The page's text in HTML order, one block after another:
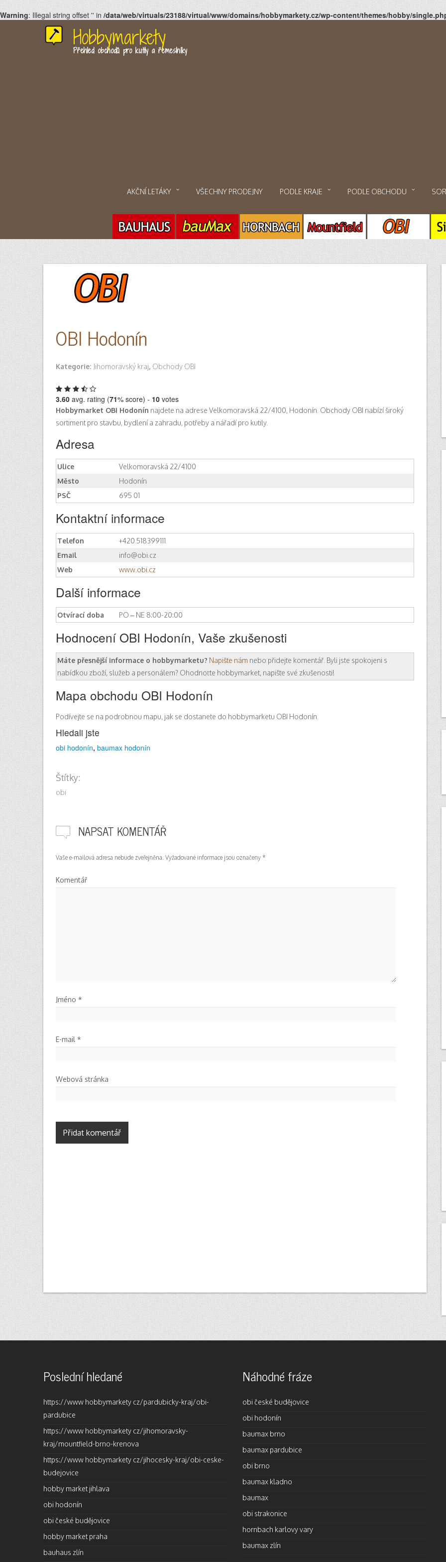
Warning: Illegal string offset '' in/data/web/virtuals/23188/virtual/www/domains/hobbymarkety.cz/wp-content/themes/hobby/
Hobbymarkety
Přehled obchodů pro kutily a řemeslníky
AKČNÍ LETÁKY VŠECHNY PRODEJNY PODLE KRAJE PODLE OBCHODU
OBI Hodonín
Kategorie: Jihomoravský kraj, Obchody OBI
3.60 avg. rating (71% score) - 10 votes
Hobbymarket OBI Hodonín najdete na adrese Velkomoravská 22/4100, Hodonín. Obchody OBI nabízí široký
sortiment pro stavbu, bydlení a zahradu, potřeby a nářadí pro kutily.
Adresa
Ulice
Velkomoravská 22/4100
Město
Hodonín
PSČ
695 01
Kontaktní informace
Telefon
+420 518399111
Email
info@obi.cz
Web
www.obi.cz
Další informace
Otvírací doba PO – NE 8:00-20:00
Hodnocení OBI Hodonín, Vaše zkušenosti
Máte přesnější informace o hobbymarketu? Napište nám nebo přidejte komentář. Byli jste spokojeni s
nabídkou zboží, služeb a personálem? Ohodnoťte hobbymarket, napište své zkušenosti!
Mapa obchodu OBI Hodonín
Podívejte se na podrobnou mapu, jak se dostanete do hobbymarketu OBI Hodonín.
Hledali jste
obi hodonín, baumax hodonín
Štítky:
obi
NAPSAT KOMENTÁŘ
Vaše e-mailová adresa nebude zveřejněna. Vyžadované informace jsou označeny *
Komentář
Jméno *
E-mail *
Webová stránka
Poslední hledané
https://www hobbymarkety cz/pardubicky-kraj/obi-
pardubice
https://www hobbymarkety cz/jihomoravsky-
kraj/mountfield-brno-krenova
https://www hobbymarkety cz/jihocesky-kraj/obi-ceske-
budejovice
hobby market jihlava
obi hodonín
obi české budějovice
hobby market praha
bauhaus zlín
Náhodné fráze
obi české budějovice
obi hodonín
baumax brno
baumax pardubice
obi brno
baumax kladno
baumax
obi strakonice
hornbach karlovy vary
baumax zlín